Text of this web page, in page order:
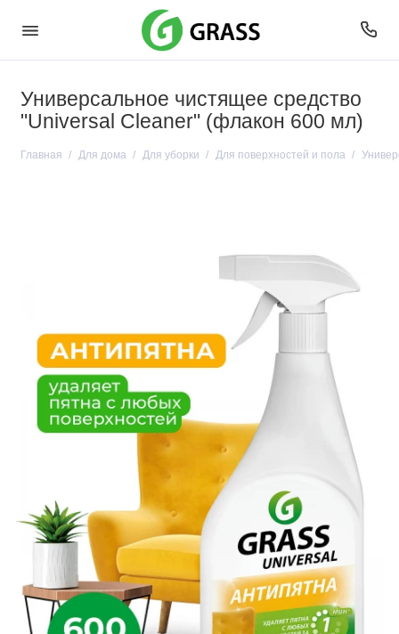
Универсальное чистящее средство
"Universal Cleaner" (флакон 600 мл)
Главная Для дома Для уборки Для поверхностей и пола